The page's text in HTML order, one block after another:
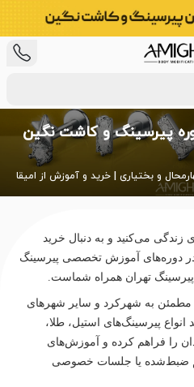
پیرسینگ و کاشت نگین
و بختیاری | خرید و آموزش از امیقا
زندگی می‌کنید و به دنبال خرید
دوره‌های آموزش تخصصی پیرسینگ
تهران همراه شماست.
مطمئن به شهرکرد و سایر شهرهای
انواع پیرسینگ‌های استیل، طلا،
را فراهم کرده و آموزش‌های
ضبط‌شده یا جلسات خصوصی